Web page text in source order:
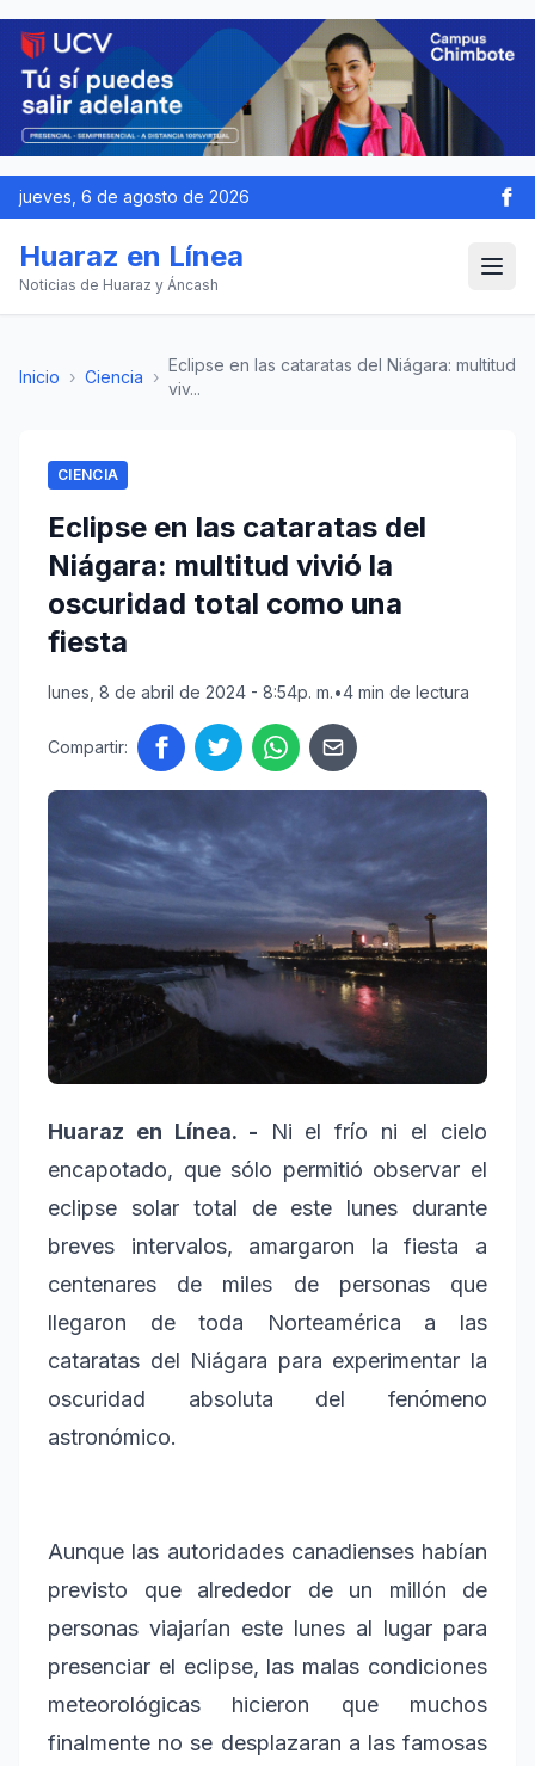
jueves, 6 de agosto de 2026
Huaraz en Línea
Noticias de Huaraz y Áncash
Inicio › Ciencia ›
Eclipse en las cataratas del Niágara: multitud
viv...
CIENCIA
Eclipse en las cataratas del
Niágara: multitud vivió la
oscuridad total como una
fiesta
lunes, 8 de abril de 2024 - 8:54p. m.•4 min de lectura
Compartir:
Huaraz en Línea. - Ni el frío ni el cielo
encapotado, que sólo permitió observar el
eclipse solar total de este lunes durante
breves intervalos, amargaron la fiesta a
centenares de miles de personas que
llegaron de toda Norteamérica a las
cataratas del Niágara para experimentar la
oscuridad absoluta del fenómeno
astronómico.
Aunque las autoridades canadienses habían
previsto que alrededor de un millón de
personas viajarían este lunes al lugar para
presenciar el eclipse, las malas condiciones
meteorológicas hicieron que muchos
finalmente no se desplazaran a las famosas